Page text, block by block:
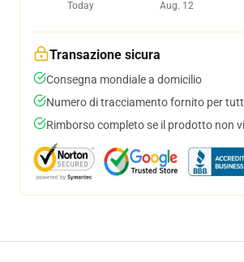
Today
Aug. 12
Transazione sicura
Consegna mondiale a domicilio
Numero di tracciamento fornito per
Rimborso completo se il prodotto non